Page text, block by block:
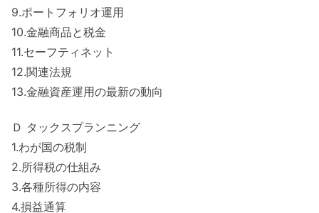
9.ポートフォリオ運用
10.金融商品と税金
11.セーフティネット
12.関連法規
13.金融資産運用の最新の動向
Ｄ タックスプランニング
1.わが国の税制
2.所得税の仕組み
3.各種所得の内容
4.損益通算